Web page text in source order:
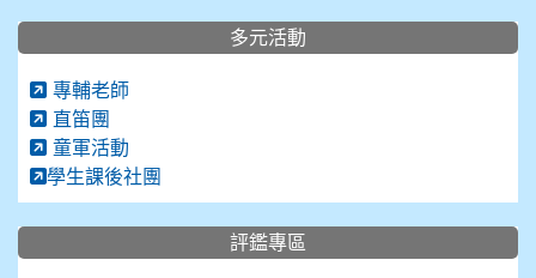
多元活動
專輔老師
直笛團
童軍活動
學生課後社團
評鑑專區